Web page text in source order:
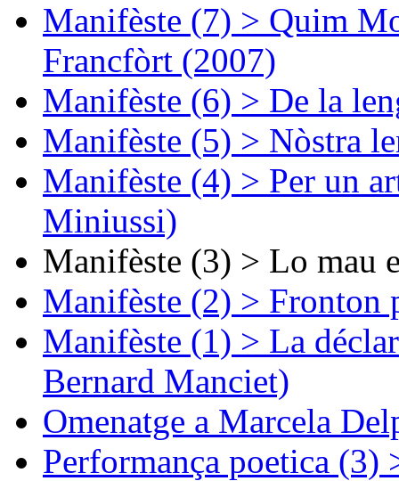
Manifèste (7) > Quim
Francfòrt (2007)
Manifèste (6) > De la
Manifèste (5) > Nòstra
Manifèste (4) > Per un
Miniussi)
Manifèste (3) > Lo mau
Manifèste (2) > Fronton
Manifèste (1) > La
Bernard Manciet)
Omenatge a Marcela
Performança poetica (3)